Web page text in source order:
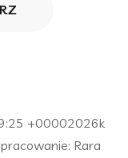
+00002026k
Rara